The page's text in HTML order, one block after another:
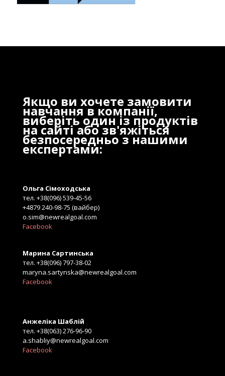
Якщо ви хочете замовити
навчання в компанії,
виберіть один із продуктів
на сайті або зв'яжіться
безпосередньо з нашими
експертами:
Ольга Сімоходська
тел. +38(096) 539-45-56
+4879 240-98-75 (вайбер)
o.sim@newrealgoal.com
Facebook
Марина Сартинська
тел. +38(096) 797-38-02
maryna.sartynska@newrealgoal.com
Facebook
Анжеліка Шаблій
тел. +38(063) 276-96-90
a.shabliy@newrealgoal.com
Facebook